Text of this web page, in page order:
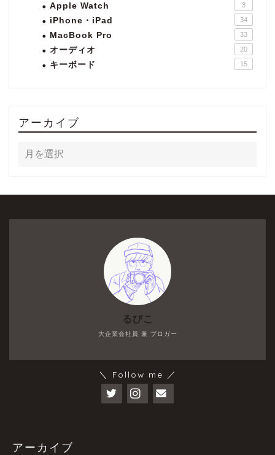
Apple Watch 3
iPhone・iPad 34
MacBook Pro 33
オーディオ 20
キーボード 15
アーカイブ
大企業会社員 兼 ブロガー
るびこ
＼ Follow me ／
アーカイブ